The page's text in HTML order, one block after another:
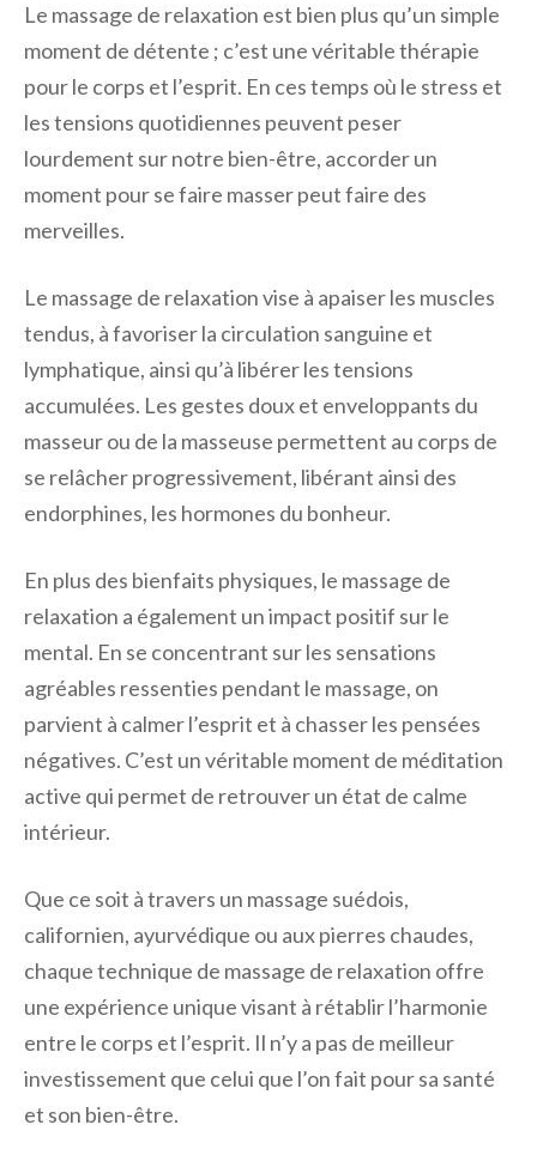
Le massage de relaxation est bien plus qu’un simple
moment de détente ; c’est une véritable thérapie
pour le corps et l’esprit. En ces temps où le stress et
les tensions quotidiennes peuvent peser
lourdement sur notre bien-être, accorder un
moment pour se faire masser peut faire des
merveilles.
Le massage de relaxation vise à apaiser les muscles
tendus, à favoriser la circulation sanguine et
lymphatique, ainsi qu’à libérer les tensions
accumulées. Les gestes doux et enveloppants du
masseur ou de la masseuse permettent au corps de
se relâcher progressivement, libérant ainsi des
endorphines, les hormones du bonheur.
En plus des bienfaits physiques, le massage de
relaxation a également un impact positif sur le
mental. En se concentrant sur les sensations
agréables ressenties pendant le massage, on
parvient à calmer l’esprit et à chasser les pensées
négatives. C’est un véritable moment de méditation
active qui permet de retrouver un état de calme
intérieur.
Que ce soit à travers un massage suédois,
californien, ayurvédique ou aux pierres chaudes,
chaque technique de massage de relaxation offre
une expérience unique visant à rétablir l’harmonie
entre le corps et l’esprit. Il n’y a pas de meilleur
investissement que celui que l’on fait pour sa santé
et son bien-être.